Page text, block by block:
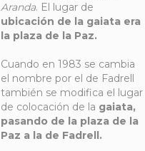
Aranda. El lugar de
ubicación de la gaiata era
la plaza de la Paz.
Cuando en 1983 se cambia
el nombre por el de Fadrell
también se modifica el lugar
de colocación de la gaiata,
pasando de la plaza de la
Paz a la de Fadrell.